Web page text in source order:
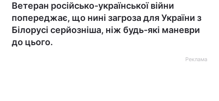
Ветеран російсько-української війни
попереджає, що нині загроза для України з
Білорусі серйозніша, ніж будь-які маневри
до цього.
Реклама